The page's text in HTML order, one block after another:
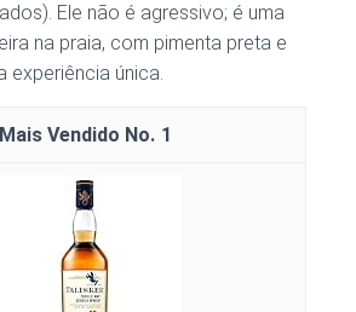
Ele não é agressivo; é uma
na praia, com pimenta preta e
experiência única.
1